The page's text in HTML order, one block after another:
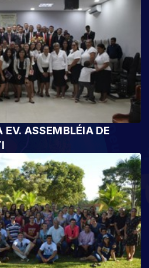
ASSEMBLÉIA DE